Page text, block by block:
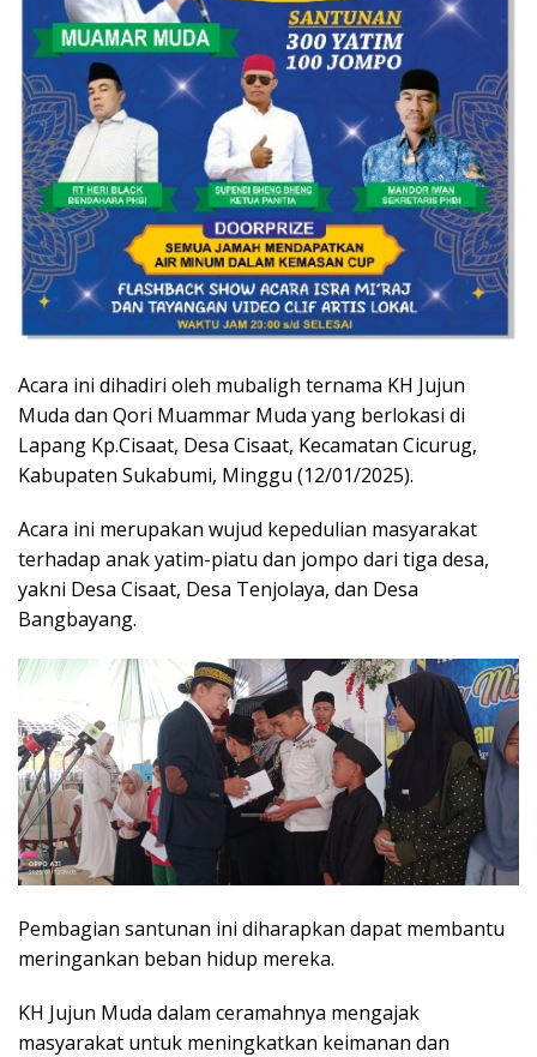
Acara ini dihadiri oleh mubaligh ternama KH Jujun
Muda dan Qori Muammar Muda yang berlokasi di
Lapang Kp.Cisaat, Desa Cisaat, Kecamatan Cicurug,
Kabupaten Sukabumi, Minggu (12/01/2025).
Acara ini merupakan wujud kepedulian masyarakat
terhadap anak yatim-piatu dan jompo dari tiga desa,
yakni Desa Cisaat, Desa Tenjolaya, dan Desa
Bangbayang.
Pembagian santunan ini diharapkan dapat membantu
meringankan beban hidup mereka.
KH Jujun Muda dalam ceramahnya mengajak
masyarakat untuk meningkatkan keimanan dan